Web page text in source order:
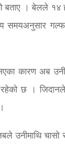
बताए । बेलले
समयअनुसार
कारण अब उनी
रहेको छ ।
उनीमाथि